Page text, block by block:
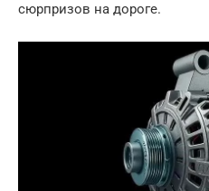
сюрпризов на дороге.